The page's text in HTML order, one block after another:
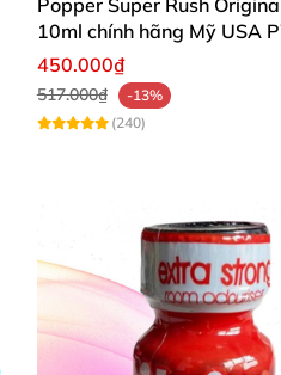
Popper Super Rush
10ml chính hãng Mỹ USA
450.000₫
517.000₫
-13%
(240)